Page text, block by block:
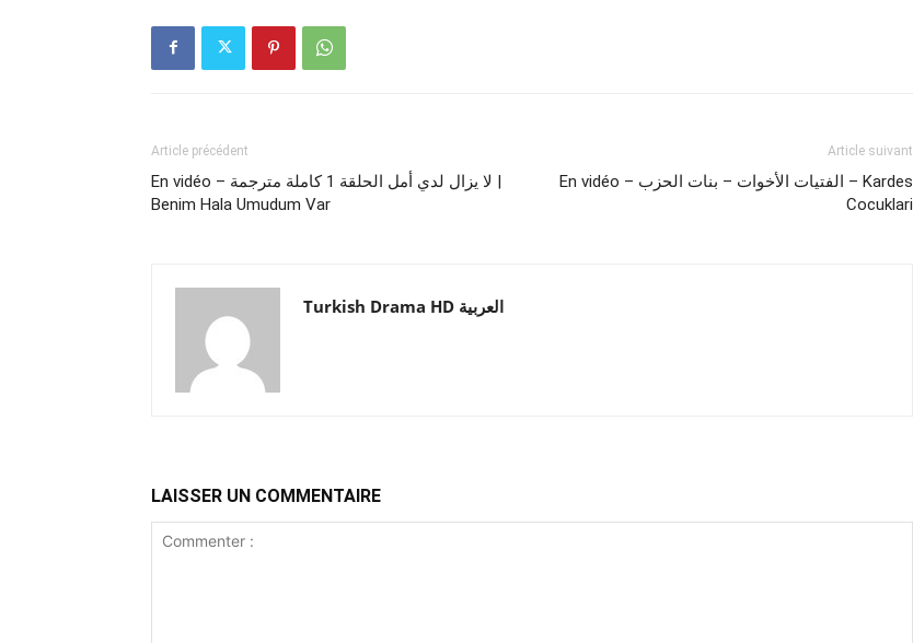
Article précédent
En vidéo – لا يزال لدي أمل الحلقة 1 كاملة مترجمة |
Benim Hala Umudum Var
Article suivant
En vidéo – الفتيات الأخوات – بنات الحزب – Kardes
Cocuklari
Turkish Drama HD العربية
LAISSER UN COMMENTAIRE